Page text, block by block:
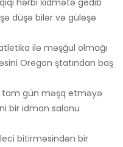
hərbi xidmətə gedib
düşə bilər və güləşə
ilə məşğul olmağı
Oregon ştatından baş
tam gün məşq etməyə
bir idman salonu
bitirməsindən bir